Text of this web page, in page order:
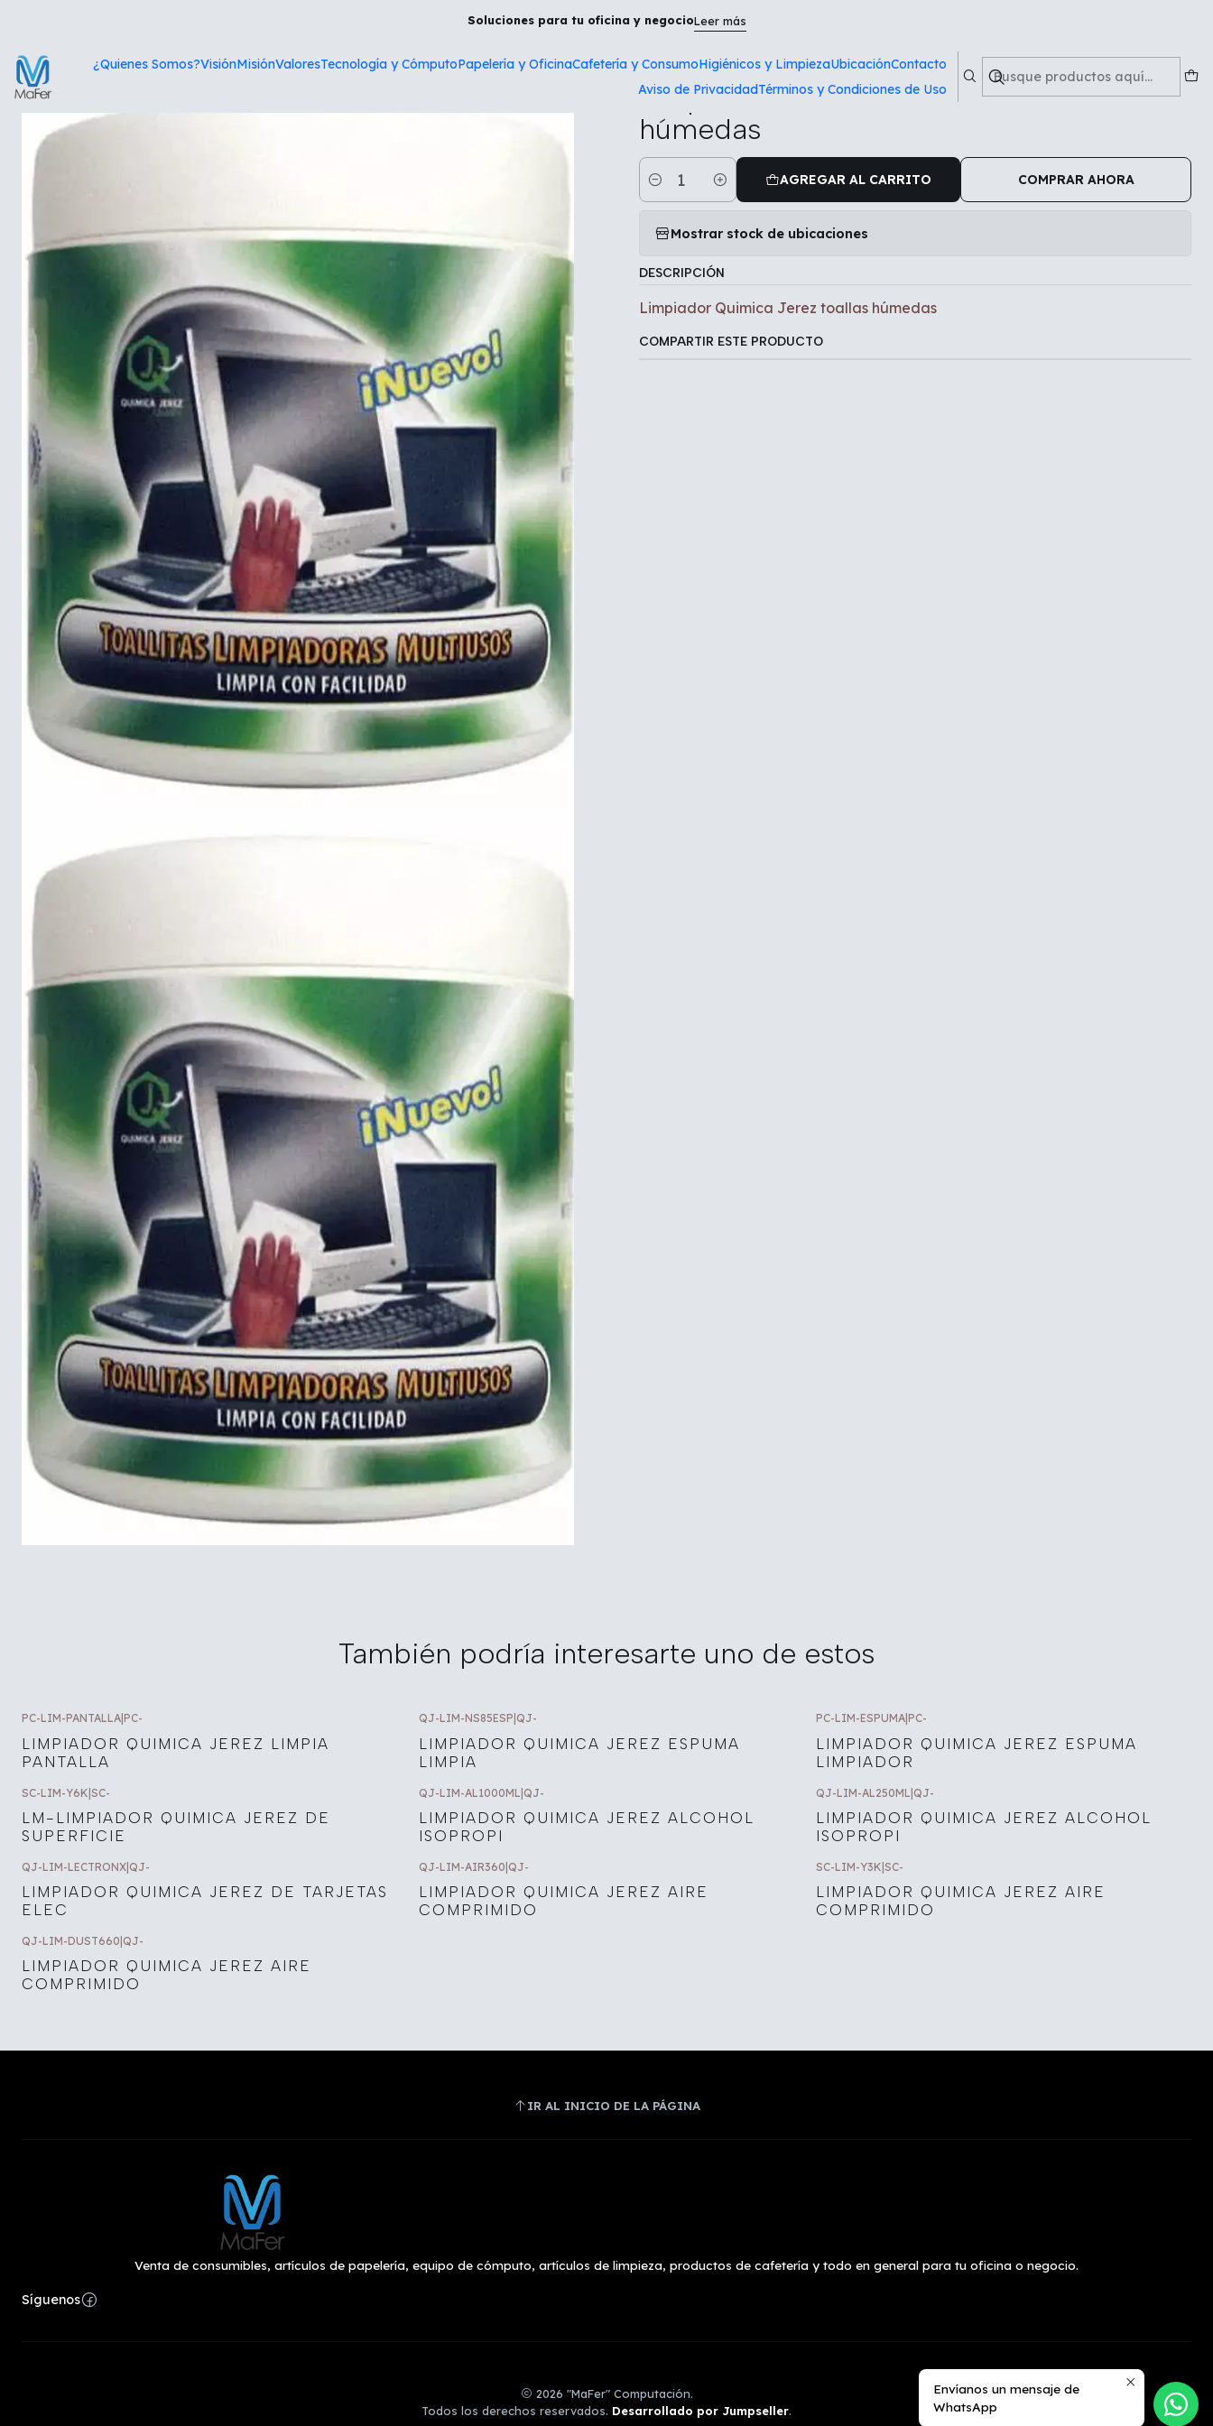
¿Quienes Somos?VisiónMisiónValoresTecnología y CómputoPapelería y OficinaCafetería y ConsumoHigiénicos y LimpiezaUbicaciónContacto
Aviso de PrivacidadTérminos y Condiciones de Uso
Soluciones para tu oficina y negocioLeer más
Tecnología y Cómputo Limpiador Quimica Jerez toallas húmedas
Limpiador Quimica Jerez toallas
húmedas
Cantidad
AGREGAR AL CARRITO COMPRAR AHORA
Mostrar stock de ubicaciones
DESCRIPCIÓN
Limpiador Quimica Jerez toallas húmedas
COMPARTIR ESTE PRODUCTO
También podría interesarte uno de estos
PC-LIM-PANTALLA PC-
LIMPIADOR QUIMICA JEREZ LIMPIA
PANTALLA
QJ-LIM-NS85ESP QJ-
LIMPIADOR QUIMICA JEREZ ESPUMA
LIMPIA
PC-LIM-ESPUMA| PC-
LIMPIADOR QUIMICA JEREZ ESPUMA
LIMPIADOR
SC-LIM-Y6K|SC-
LM-LIMPIADOR QUIMICA JEREZ DE
SUPERFICIE
QJ-LIM-AL1000ML|QJ-
LIMPIADOR QUIMICA JEREZ ALCOHOL
ISOPROPI
QJ-LIM-AL250ML|QJ-
LIMPIADOR QUIMICA JEREZ ALCOHOL
ISOPROPI
QJ-LIM-LECTRONX QJ-
LIMPIADOR QUIMICA JEREZ DE TARJETAS
ELEC
QJ-LIM-AIR360 QJ-
LIMPIADOR QUIMICA JEREZ AIRE
COMPRIMIDO
SC-LIM-Y3K SC-
LIMPIADOR QUIMICA JEREZ AIRE
COMPRIMIDO
QJ-LIM-DUST660 QJ-
LIMPIADOR QUIMICA JEREZ AIRE
COMPRIMIDO
IR AL INICIO DE LA PÁGINA
Venta de consumibles, artículos de papelería, equipo de cómputo, artículos de limpieza, productos de cafetería y todo en general para tu oficina o negocio.
Síguenos
2026 "MaFer" Computación.
Todos los derechos reservados. Desarrollado por Jumpseller.
Envíanos un mensaje de
WhatsApp